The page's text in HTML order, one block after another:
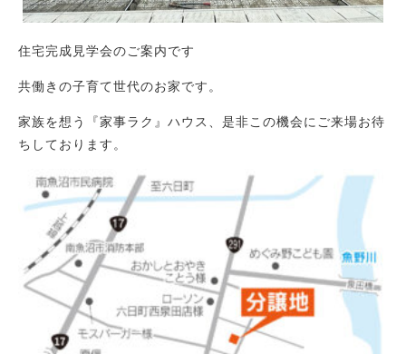
住宅完成見学会のご案内です
共働きの子育て世代のお家です。
家族を想う『家事ラク』ハウス、是非この機会にご来場お待
ちしております。